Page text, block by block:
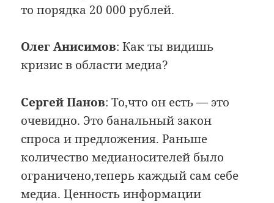
то порядка 20 000 рублей.
Олег Анисимов: Как ты видишь
кризис в области медиа?
Сергей Панов: То,что он есть — это
очевидно. Это банальный закон
спроса и предложения. Раньше
количество медианосителей было
ограничено,теперь каждый сам себе
медиа. Ценность информации